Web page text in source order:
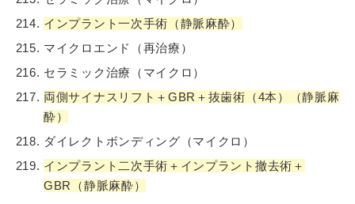
インプラント一次手術（静脈麻酔）
マイクロエンド（再治療）
セラミック治療（マイクロ）
両側サイナスリフト＋GBR＋抜歯術（4本）（静脈麻
酔）
ダイレクトボンディング（マイクロ）
インプラント二次手術＋インプラント撤去術＋
GBR（静脈麻酔）